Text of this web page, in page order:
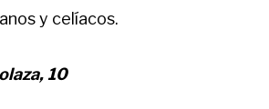
y celíacos.
10